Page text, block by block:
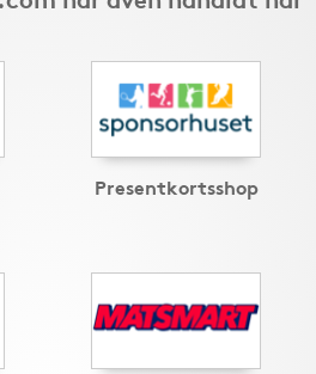
Presentkortsshop